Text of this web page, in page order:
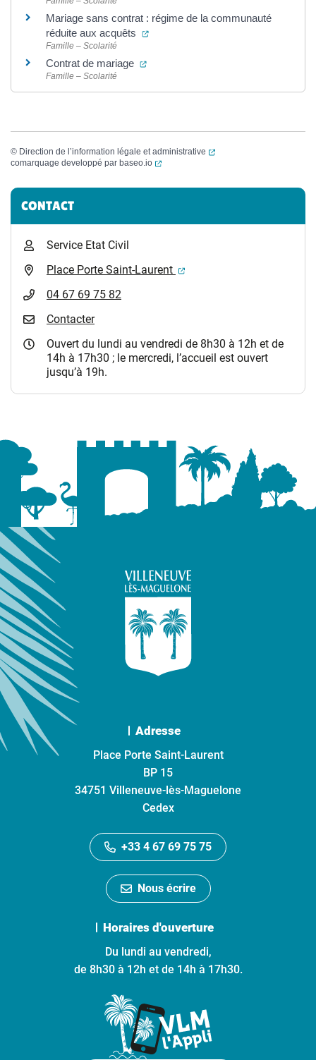
Mariage sans contrat : régime de la communauté
réduite aux acquêts
(ouverture dans un nouvel onglet)
Famille – Scolarité
Contrat de mariage (ouverture dans un nouvel onglet)
Famille – Scolarité
© Direction de l’information légale et administrative
(ouverture dans un
comarquage developpé par baseo.io (ouverture dans un nouvel onglet)
Informations complémentaires
CONTACT
Service Etat Civil
Place Porte Saint-Laurent
(ouverture dans un
04 67 69 75 82
Contacter
Ouvert du lundi au vendredi de 8h30 à 12h et de
14h à 17h30 ; le mercredi, l’accueil est ouvert
jusqu’à 19h.
Adresse
Place Porte Saint-Laurent
BP 15
34751 Villeneuve-lès-Maguelone
Cedex
+33 4 67 69 75 75
Nous écrire
Horaires d'ouverture
Du lundi au vendredi,
de 8h30 à 12h et de 14h à 17h30.